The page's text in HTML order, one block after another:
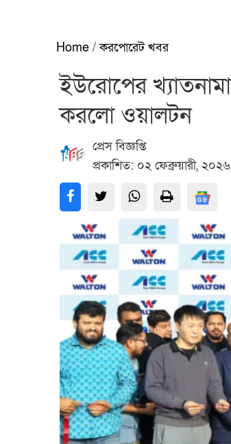
Home / করপোরেট খবর
ইউরোপের
করলো ওয়ালটন
প্রেস বিজ্ঞপ্তি
প্রকাশিত: ০২ ফেব্রুয়ারী,